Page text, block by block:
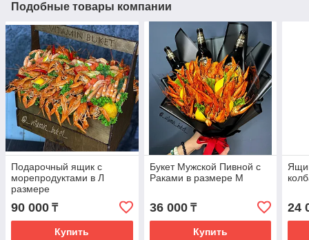
Подобные товары компании
Подарочный ящик с
морепродуктами в Л
размере
90 000 ₸
Купить
Букет Мужской Пивной с
Раками в размере М
36 000₸
Купить
24